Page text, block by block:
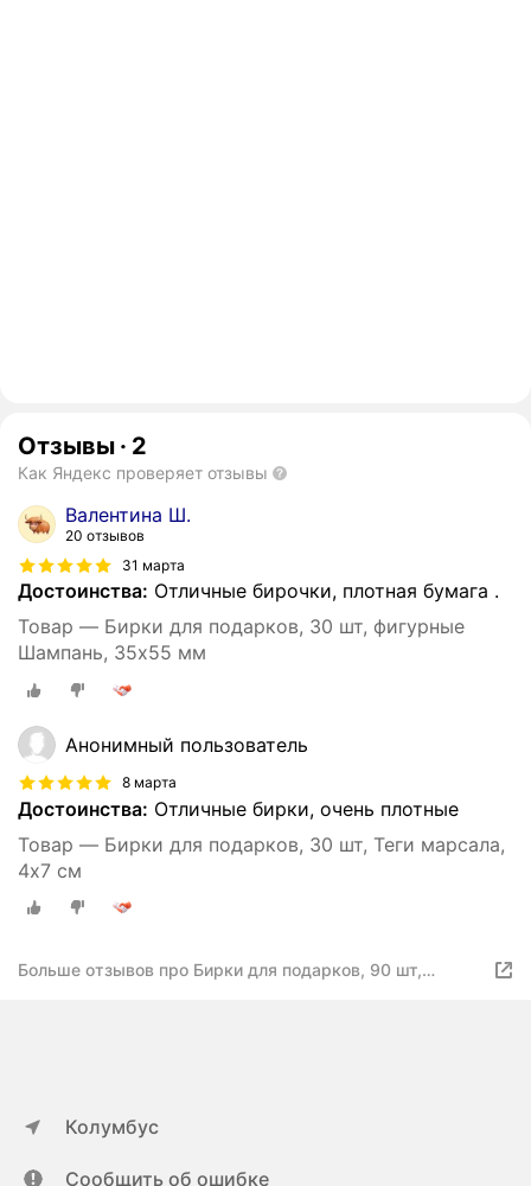
Отзывы · 2
Как Яндекс проверяет отзывы
Валентина Ш.
20 отзывов
31 марта
Достоинства: Отличные бирочки, плотная бумага .
Товар — Бирки для подарков, 30 шт, фигурные
Шампань, 35х55 мм
Анонимный пользователь
8 марта
Достоинства: Отличные бирки, очень плотные
Товар — Бирки для подарков, 30 шт, Теги марсала,
4х7 см
Больше отзывов про Бирки для подарков, 90 шт,
Колумбус
Сообщить об ошибке